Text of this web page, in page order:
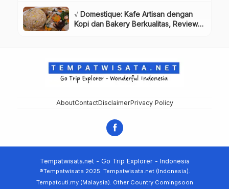
√ Domestique: Kafe Artisan dengan
Kopi dan Bakery Berkualitas, Review
AboutContactDisclaimerPrivacy Policy
Tempatwisata.net - Go Trip Explorer - Indonesia
®Tempatwisata 2025. Tempatwisata.net (Indonesia).
Tempatcuti.my (Malaysia). Other Country Comingsoon